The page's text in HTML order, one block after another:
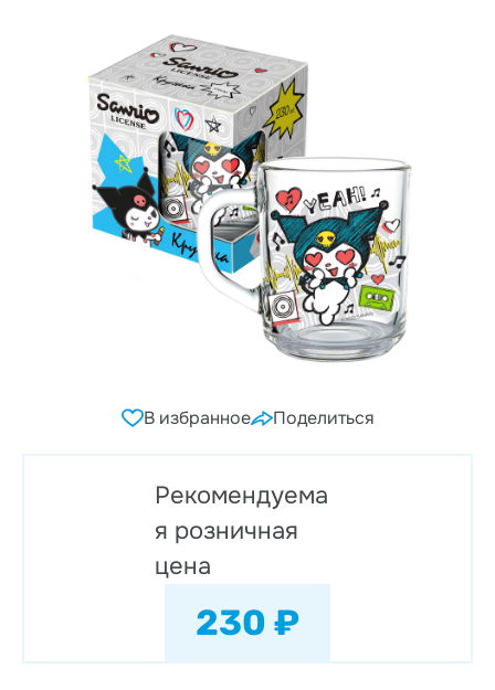
В избранное Поделиться
Рекомендуема
я розничная
цена
230 ₽